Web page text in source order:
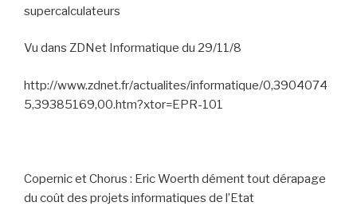
supercalculateurs
Vu dans ZDNet Informatique du 29/11/8
http://www.zdnet.fr/actualites/informatique/0,3904074
5,39385169,00.htm?xtor=EPR-101
Copernic et Chorus : Eric Woerth dément tout dérapage
du coût des projets informatiques de l’Etat